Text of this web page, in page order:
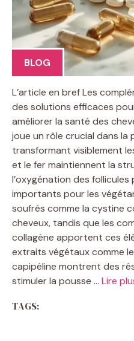
BLOG
L’article en bref Les
des solutions efficaces
améliorer la santé des
joue un rôle crucial dans
transformant visiblement
et le fer maintiennent la
l’oxygénation des
importants pour les
soufrés comme la cystine
cheveux, tandis que les
collagène apportent ces
extraits végétaux comme
capipéline montrent des
stimuler la pousse … Lire
TAGS: